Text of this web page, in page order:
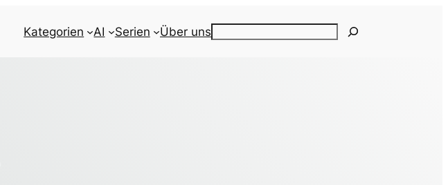
Kategorien AI Serien Über uns